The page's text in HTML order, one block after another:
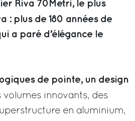
Riva 70Metri, le plus
: plus de 180 années de
a paré d’élégance le
de pointe, un design
volumes innovants, des
en aluminium,